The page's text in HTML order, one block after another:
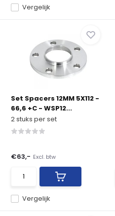
Vergelijk
Set Spacers 12MM 5X112 -
66,6 +C - WSP12...
2 stuks per set
Vergelijk
€63,- Excl. btw